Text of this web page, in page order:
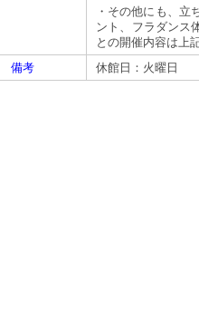
・その他にも、立
ント、フラダンス
との開催内容は上
備考
休館日：火曜日